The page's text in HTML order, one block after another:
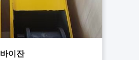
이잔